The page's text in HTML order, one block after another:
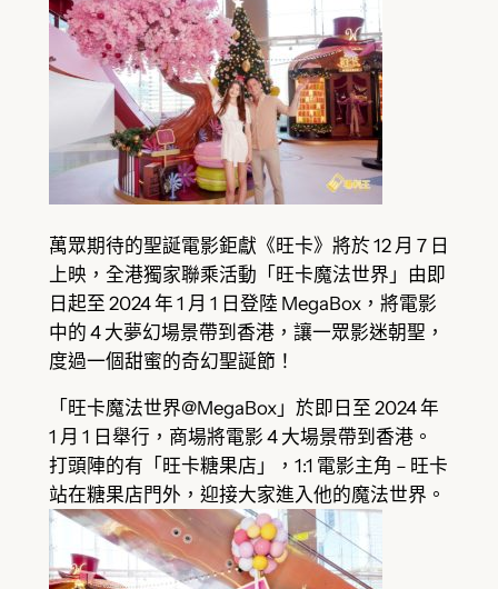
萬眾期待的聖誕電影鉅獻《旺卡》將於 12 月 7 日
上映，全港獨家聯乘活動「旺卡魔法世界」由即
日起至 2024 年 1 月 1 日登陸 MegaBox，將電影
中的 4 大夢幻場景帶到香港，讓一眾影迷朝聖，
度過一個甜蜜的奇幻聖誕節！
「旺卡魔法世界@MegaBox」於即日至 2024 年
1 月 1 日舉行，商場將電影 4 大場景帶到香港。
打頭陣的有「旺卡糖果店」，1:1 電影主角 – 旺卡
站在糖果店門外，迎接大家進入他的魔法世界。